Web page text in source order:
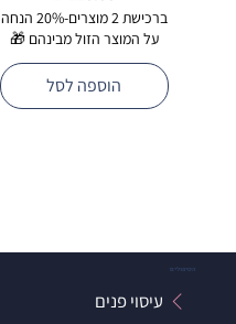
ברכישת 2 מוצרים-20% הנחה
על המוצר הזול מבינהם 🎁
הוספה לסל
הטיפולים
עיסוי פנים